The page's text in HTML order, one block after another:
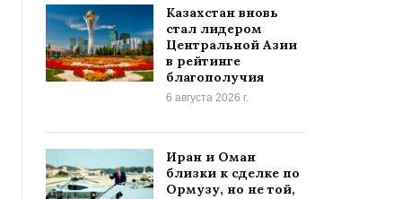
Казахстан вновь
стал лидером
Центральной Азии
в рейтинге
благополучия
6 августа 2026 г.
Иран и Оман
близки к сделке по
Ормузу, но не той,